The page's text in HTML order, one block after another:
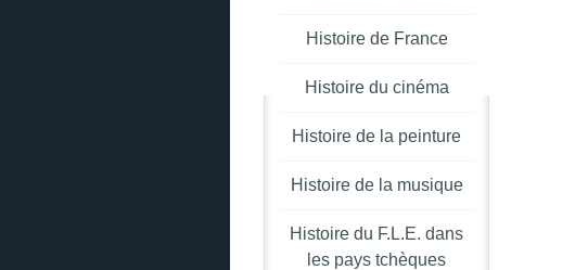
Histoire de France
Histoire du cinéma
Histoire de la peinture
Histoire de la musique
Histoire du F.L.E. dans
les pays tchèques